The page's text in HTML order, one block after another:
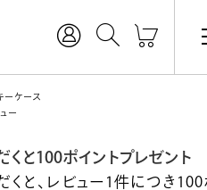
ーケース
ー
と100ポイントプレゼント
くと、レビュー1件につき